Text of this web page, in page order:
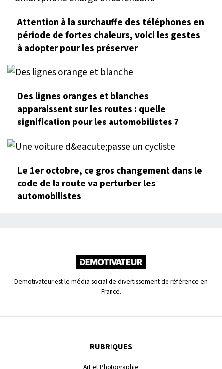
Attention à la surchauffe des téléphones en
période de fortes chaleurs, voici les gestes
à adopter pour les préserver
Des lignes oranges et blanches
apparaissent sur les routes : quelle
signification pour les automobilistes ?
Le 1er octobre, ce gros changement dans le
code de la route va perturber les
automobilistes
Demotivateur est le média social de divertissement de référence en
France.
RUBRIQUES
Art et Photographie